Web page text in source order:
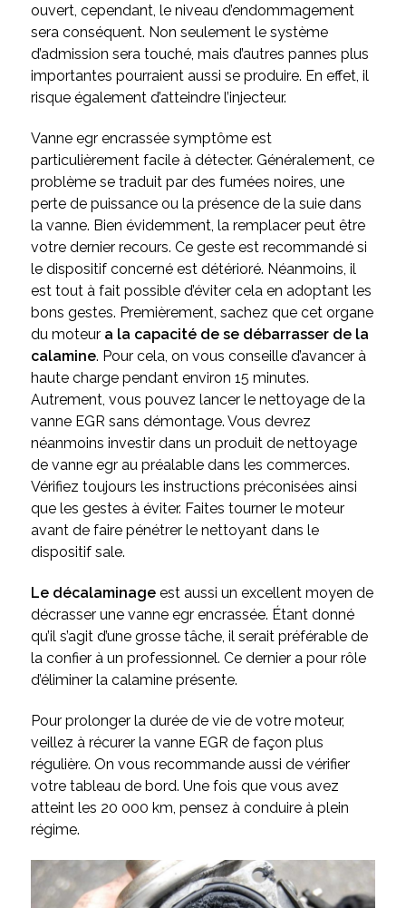
ouvert, cependant, le niveau d’endommagement
sera conséquent. Non seulement le système
d’admission sera touché, mais d’autres pannes plus
importantes pourraient aussi se produire. En effet, il
risque également d’atteindre l’injecteur.
Vanne egr encrassée symptôme est
particulièrement facile à détecter. Généralement, ce
problème se traduit par des fumées noires, une
perte de puissance ou la présence de la suie dans
la vanne. Bien évidemment, la remplacer peut être
votre dernier recours. Ce geste est recommandé si
le dispositif concerné est détérioré. Néanmoins, il
est tout à fait possible d’éviter cela en adoptant les
bons gestes. Premièrement, sachez que cet organe
du moteur a la capacité de se débarrasser de la
calamine. Pour cela, on vous conseille d’avancer à
haute charge pendant environ 15 minutes.
Autrement, vous pouvez lancer le nettoyage de la
vanne EGR sans démontage. Vous devrez
néanmoins investir dans un produit de nettoyage
de vanne egr au préalable dans les commerces.
Vérifiez toujours les instructions préconisées ainsi
que les gestes à éviter. Faites tourner le moteur
avant de faire pénétrer le nettoyant dans le
dispositif sale.
Le décalaminageest aussi un excellent moyen de
décrasser une vanne egr encrassée. Étant donné
qu’il s’agit d’une grosse tâche, il serait préférable de
la confier à un professionnel. Ce dernier a pour rôle
d’éliminer la calamine présente.
Pour prolonger la durée de vie de votre moteur,
veillez à récurer la vanne EGR de façon plus
régulière. On vous recommande aussi de vérifier
votre tableau de bord. Une fois que vous avez
atteint les 20 000 km, pensez à conduire à plein
régime.